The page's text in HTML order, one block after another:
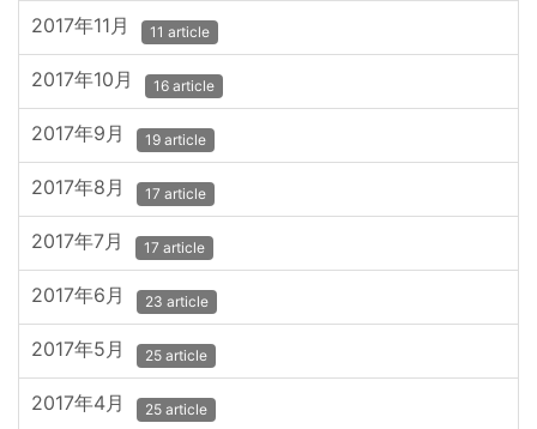
2017年11月 11 article
2017年10月 16 article
2017年9月 19 article
2017年8月 17 article
2017年7月 17 article
2017年6月 23 article
2017年5月 25 article
2017年4月 25 article